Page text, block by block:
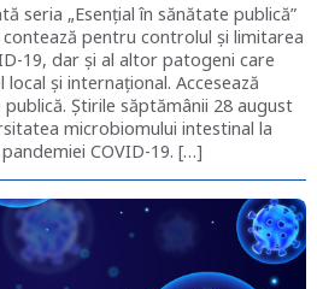
seria „Esențial în sănătate publică”
pentru controlul și limitarea
19, dar și al altor patogeni care
și internațional. Accesează
Știrile săptămânii 28 august
microbiomului intestinal la
COVID-19. […]